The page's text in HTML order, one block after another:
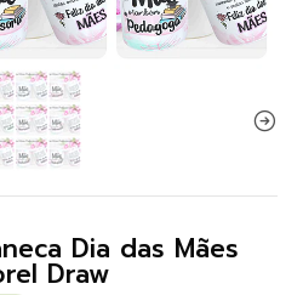
Dia das Mães
Draw